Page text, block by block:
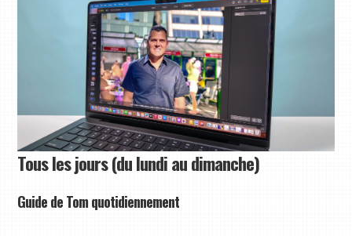
Tous les jours (du lundi au dimanche)
Guide de Tom quotidiennement